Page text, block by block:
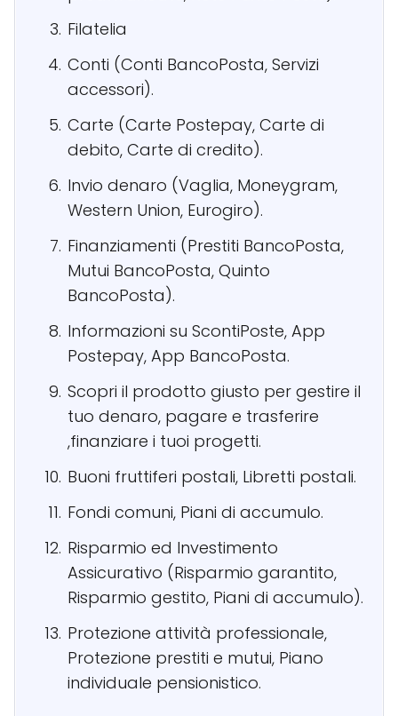
Filatelia
Conti (Conti BancoPosta, Servizi
accessori).
Carte (Carte Postepay, Carte di
debito, Carte di credito).
Invio denaro (Vaglia, Moneygram,
Western Union, Eurogiro).
Finanziamenti (Prestiti BancoPosta,
Mutui BancoPosta, Quinto
BancoPosta).
Informazioni su ScontiPoste, App
Postepay, App BancoPosta.
Scopri il prodotto giusto per gestire il
tuo denaro, pagare e trasferire
,finanziare i tuoi progetti.
Buoni fruttiferi postali, Libretti postali.
Fondi comuni, Piani di accumulo.
Risparmio ed Investimento
Assicurativo (Risparmio garantito,
Risparmio gestito, Piani di accumulo).
Protezione attività professionale,
Protezione prestiti e mutui, Piano
individuale pensionistico.